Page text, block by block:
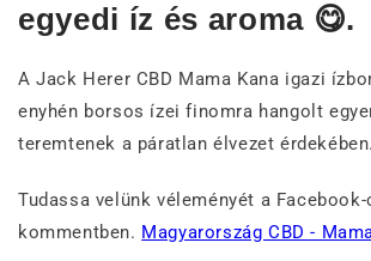
egyedi íz és aroma 😋.
A Jack Herer CBD Mama Kana igazi
enyhén borsos ízei finomra hangolt
teremtenek a páratlan élvezet érdekében.
Tudassa velünk véleményét a
kommentben. Magyarország CBD -